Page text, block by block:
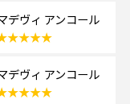
ール ブティック＆
モダンな外観が印
デヴィ アンコール
デヴィ アンコール